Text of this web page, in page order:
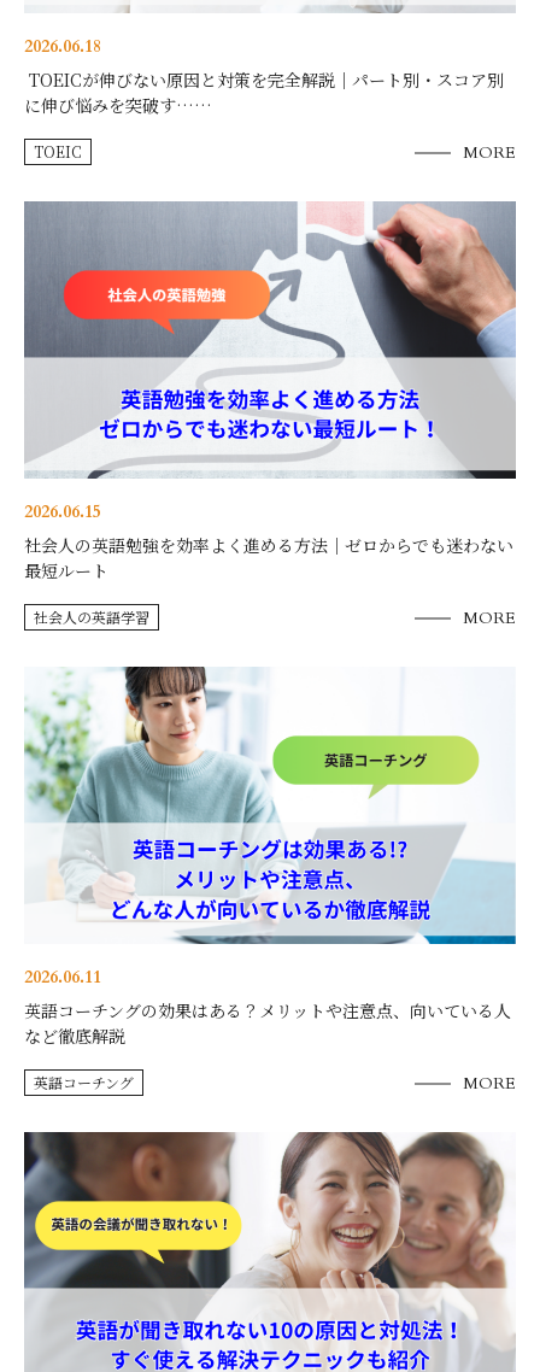
2026.06.18
TOEICが伸びない原因と対策を完全解説｜パート別・スコア別
に伸び悩みを突破す……
TOEIC MORE
2026.06.15
社会人の英語勉強を効率よく進める方法｜ゼロからでも迷わない
最短ルート
社会人の英語学習 MORE
2026.06.11
英語コーチングの効果はある？メリットや注意点、向いている人
など徹底解説
英語コーチング MORE